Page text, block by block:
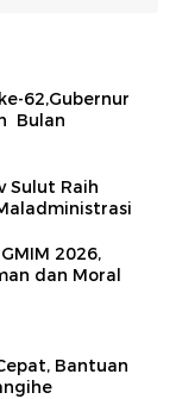
62,Gubernur
Bulan
Sulut Raih
2026,
dan Moral
Bantuan